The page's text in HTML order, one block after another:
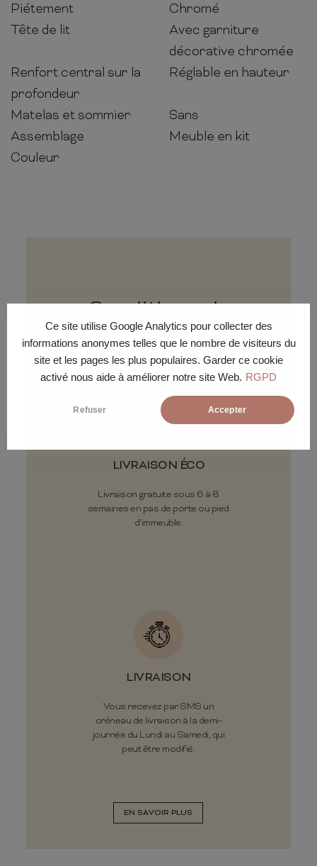
Ce site utilise Google Analytics pour collecter des
informations anonymes telles que le nombre de visiteurs du
site et les pages les plus populaires. Garder ce cookie
activé nous aide à améliorer notre site Web. RGPD
Refuser Accepter
Piétement
Chromé
Tête de lit
Avec garniture
décorative chromée
Renfort central sur la
profondeur
Réglable en hauteur
Matelas et sommier
Sans
Assemblage
Meuble en kit
Couleur
Conditions de
livraison
LIVRAISON ÉCO
Livraison gratuite sous 6 à 8
semaines en pas de porte ou pied
d'immeuble.
LIVRAISON
Vous recevez par SMS un
créneau de livraison à la demi-
journée du Lundi au Samedi, qui
peut être modifié.
EN SAVOIR PLUS